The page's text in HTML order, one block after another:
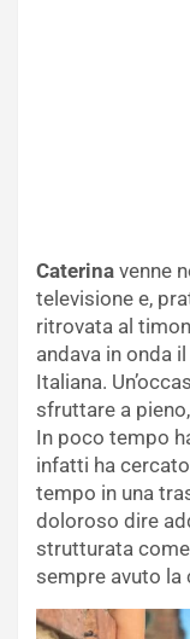
Caterina venne
televisione e,
ritrovata al
andava in onda
Italiana.
sfruttare a
In poco tempo
infatti ha
tempo in una
doloroso dire
strutturata
sempre avuto la